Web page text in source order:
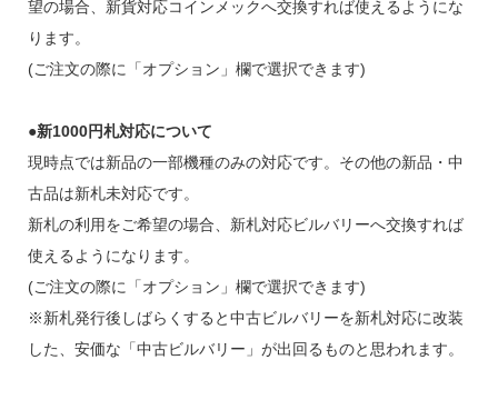
望の場合、新貨対応コインメックへ交換すれば使えるようにな
ります。
(ご注文の際に「オプション」欄で選択できます)
●新1000円札対応について
現時点では新品の一部機種のみの対応です。その他の新品・中
古品は新札未対応です。
新札の利用をご希望の場合、新札対応ビルバリーへ交換すれば
使えるようになります。
(ご注文の際に「オプション」欄で選択できます)
※新札発行後しばらくすると中古ビルバリーを新札対応に改装
した、安価な「中古ビルバリー」が出回るものと思われます。